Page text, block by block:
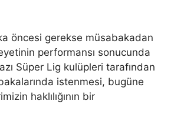
öncesi gerekse müsabakadan
performansı sonucunda
Süper Lig kulüpleri tarafından
istenmesi, bugüne
haklılığının bir